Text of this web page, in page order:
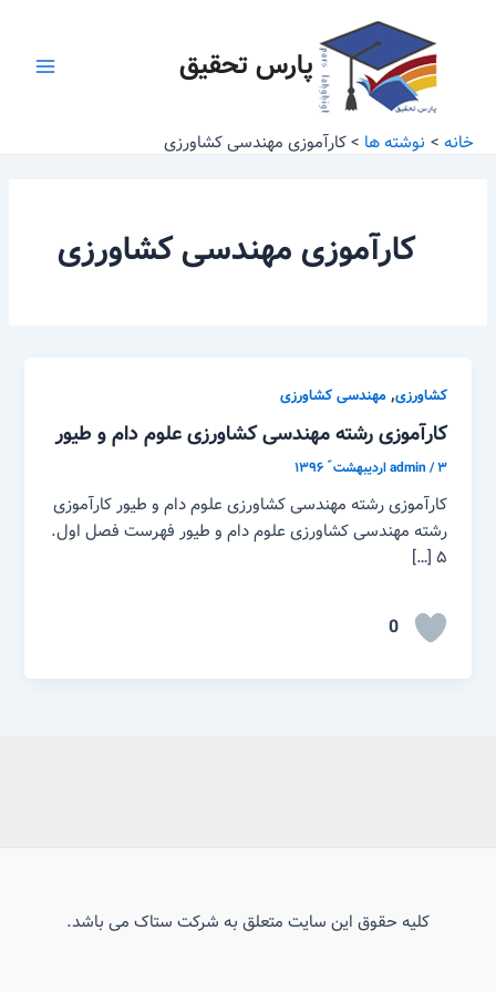
پارس تحقیق
خانه نوشته ها کارآموزی مهندسی کشاورزی
کارآموزی مهندسی کشاورزی
کشاورزی,مهندسی کشاورزی
کارآموزی رشته مهندسی کشاورزی علوم دام و طیور
admin/۳ اردیبهشت ّ ۱۳۹۶
کارآموزی رشته مهندسی کشاورزی علوم دام و طیور کارآموزی
رشته مهندسی کشاورزی علوم دام و طیور فهرست فصل اول.
۵ […]
0
کلیه حقوق این سایت متعلق به شرکت ستاک می باشد.